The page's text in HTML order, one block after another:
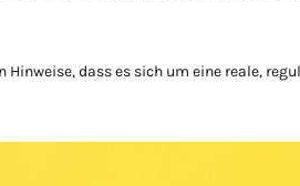
dass es sich um eine reale,